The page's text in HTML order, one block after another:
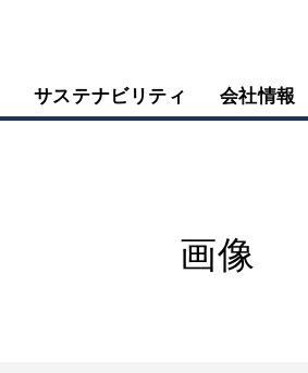
サステナビリティ 会社情報
画像